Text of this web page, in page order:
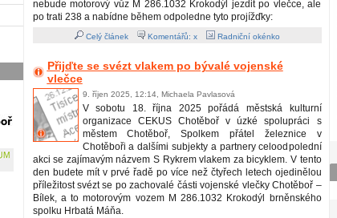
nebude motorový vůz M 286.1032 Krokodýl jezdit po vlečce, ale
po trati 238 a nabídne během odpoledne tyto projížďky:
Celý článek Komentářů: x Radniční okénko
Přijďte se svézt vlakem po bývalé vojenské
vlečce
9. říjen 2025, 12:14, Michaela Pavlasová
V sobotu 18. října 2025 pořádá městská kulturní
organizace CEKUS Chotěboř v úzké spolupráci s
městem Chotěboř, Spolkem přátel železnice v
Chotěboři a dalšími subjekty a partnery celoodpolední
akci se zajímavým názvem S Rykrem vlakem za bicyklem. V tento
den budete mít v prvé řadě po více než čtyřech letech ojedinělou
příležitost svézt se po zachovalé části vojenské vlečky Chotěboř –
Bílek, a to motorovým vozem M 286.1032 Krokodýl brněnského
spolku Hrbatá Máňa.